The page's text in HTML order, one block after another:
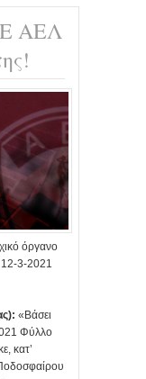
ΑΕΛ
όργανο
12-3-2021
«Βάσει
Φύλλο
κατ’